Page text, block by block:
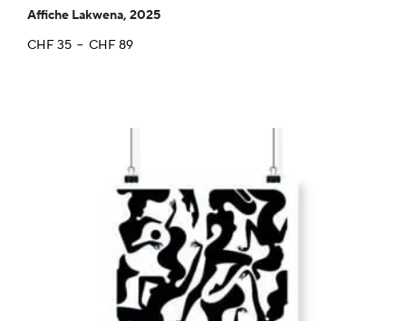
Affiche Lakwena, 2025
CHF35 – CHF89Plage